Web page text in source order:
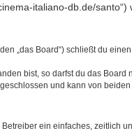
italiano-db.de/
„das Board“) schließt du
bist, so darfst du das
und kann von
ein einfaches, zeitlich